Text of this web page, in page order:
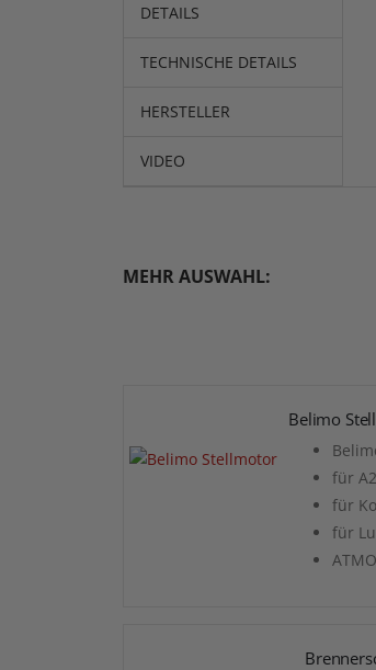
DETAILS
TECHNISCHE DETAILS
HERSTELLER
VIDEO
MEHR AUSWAHL:
Belimo
für
für
für